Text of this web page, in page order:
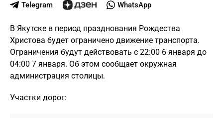
Telegram WhatsApp
В Якутске в период празднования Рождества
Христова будет ограничено движение транспорта.
Ограничения будут действовать с 22:00 6 января до
04:00 7 января. Об этом сообщает окружная
администрация столицы.
Участки дорог: